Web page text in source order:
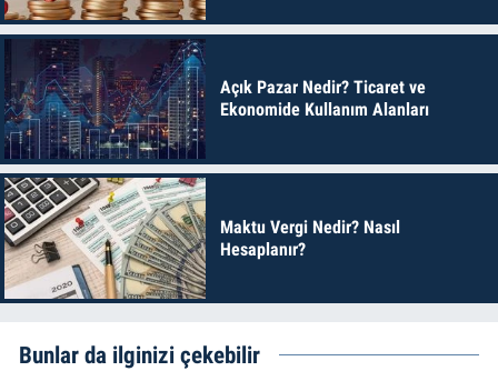
Açık Pazar Nedir? Ticaret ve
Ekonomide Kullanım Alanları
Maktu Vergi Nedir? Nasıl
Hesaplanır?
Bunlar da ilginizi çekebilir